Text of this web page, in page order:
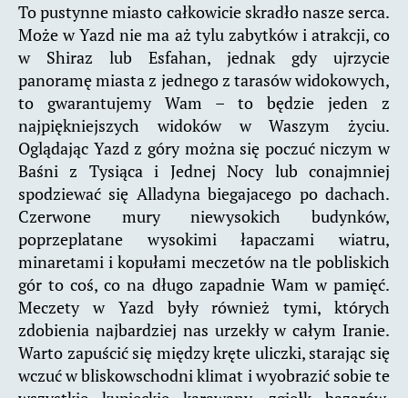
To pustynne miasto całkowicie skradło nasze serca.
Może w Yazd nie ma aż tylu zabytków i atrakcji, co
w Shiraz lub Esfahan, jednak gdy ujrzycie
panoramę miasta z jednego z tarasów widokowych,
to gwarantujemy Wam – to będzie jeden z
najpiękniejszych widoków w Waszym życiu.
Oglądając Yazd z góry można się poczuć niczym w
Baśni z Tysiąca i Jednej Nocy lub conajmniej
spodziewać się Alladyna biegajacego po dachach.
Czerwone mury niewysokich budynków,
poprzeplatane wysokimi łapaczami wiatru,
minaretami i kopułami meczetów na tle pobliskich
gór to coś, co na długo zapadnie Wam w pamięć.
Meczety w Yazd były również tymi, których
zdobienia najbardziej nas urzekły w całym Iranie.
Warto zapuścić się między kręte uliczki, starając się
wczuć w bliskowschodni klimat i wyobrazić sobie te